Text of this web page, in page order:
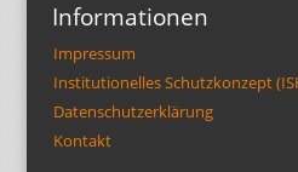
Informationen
Impressum
Institutionelles Schutzkonzept
Datenschutzerklärung
Kontakt